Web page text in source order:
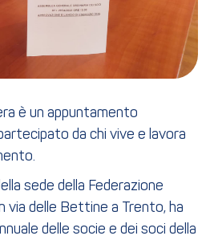
è un appuntamento
da chi vive e lavora
sede della Federazione
via delle Bettine a Trento, ha
delle socie e dei soci della